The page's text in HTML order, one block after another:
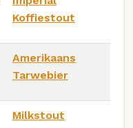
Koffiestout
Amerikaans
Tarwebier
Milkstout